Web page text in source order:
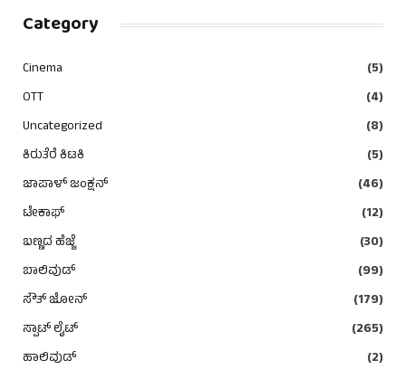
Category
Cinema
(5)
OTT
(4)
Uncategorized
(8)
ಕಿರುತೆರೆ ಕಿಟಕಿ
(5)
ಜಾಪಾಳ್ ಜಂಕ್ಷನ್
(46)
ಟೇಕಾಫ್
(12)
ಬಣ್ಣದ ಹೆಜ್ಜೆ
(30)
ಬಾಲಿವುಡ್
(99)
ಸೌತ್ ಜೋನ್
(179)
ಸ್ಪಾಟ್ ಲೈಟ್
(265)
ಹಾಲಿವುಡ್
(2)